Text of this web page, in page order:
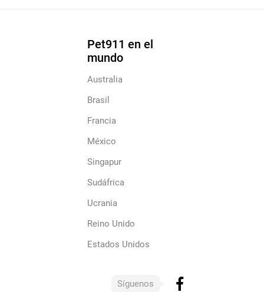
Pet911 en el
mundo
Australia
Brasil
Francia
México
Singapur
Sudáfrica
Ucrania
Reino Unido
Estados Unidos
Síguenos